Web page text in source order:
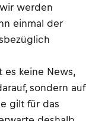
werden
einmal der
keine News,
sondern auf
gilt für das